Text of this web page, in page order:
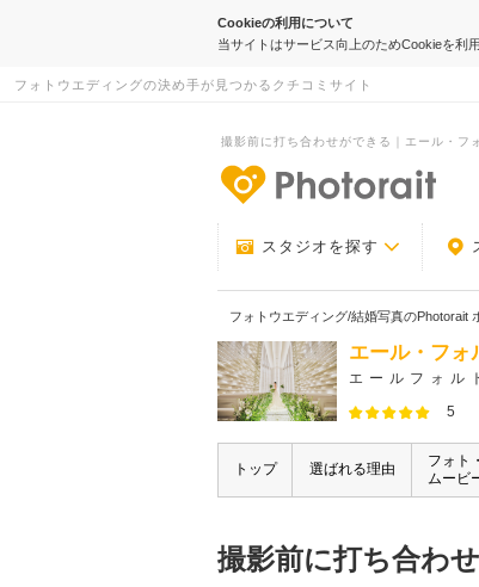
Cookieの利用について
当サイトはサービス向上のためCookieを利
フォトウエディングの決め手が見つかるクチコミサイト
撮影前に打ち合わせができる｜エール・
スタジオを探す
フォトウエディング/結婚写真のPhotorait
エール・フォ
エールフォル
5
トップ 選ばれる理由
フォト・
ムービ
撮影前に打ち合わ